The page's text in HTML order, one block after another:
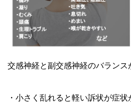
交感神経と副交感神経のバランス
・小さく乱れると軽い訴状が症状